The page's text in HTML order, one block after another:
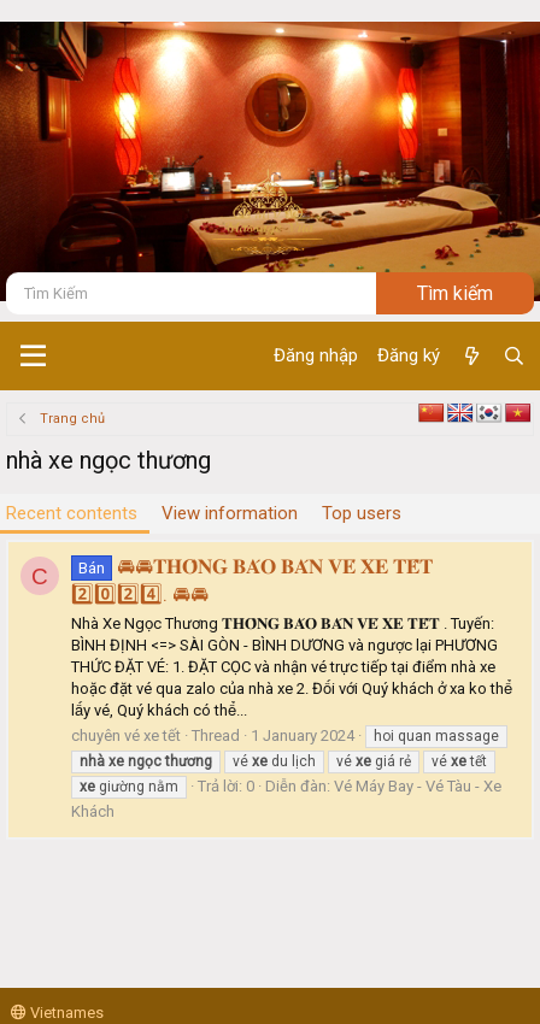
Đăng nhập Đăng ký
Trang chủ
nhà xe ngọc thương
Recent contents View information Top users
C Bán
🚘🚘𝐓𝐇𝐎̂𝐍𝐆 𝐁𝐀́𝐎 𝐁𝐀́𝐍 𝐕𝐄́ 𝐗𝐄 𝐓𝐄̂́𝐓
2️⃣0️⃣2️⃣4️⃣. 🚘🚘
Nhà Xe Ngọc Thương 𝐓𝐇𝐎̂𝐍𝐆 𝐁𝐀́𝐎 𝐁𝐀́𝐍 𝐕𝐄́ 𝐗𝐄 𝐓𝐄̂́𝐓 . Tuyến:
BÌNH ĐỊNH <=> SÀI GÒN - BÌNH DƯƠNG và ngược lại PHƯƠNG
THỨC ĐẶT VÉ: 1. ĐẶT CỌC và nhận vé trực tiếp tại điểm nhà xe
hoặc đặt vé qua zalo của nhà xe 2. Đối với Quý khách ở xa ko thể
lấy vé, Quý khách có thể...
chuyên vé xe tết Thread 1 January 2024
hoi quan massage
nhà xe ngọc thương vé xe du lịch vé xe giá rẻ vé xetết
xe giường nằm Trả lời: 0 Diễn đàn: Vé Máy Bay - Vé Tàu - Xe
Khách
Vietnames